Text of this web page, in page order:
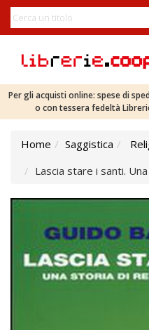
Per gli acquisti online: spese di
o con tessera fedeltà
Home Saggistica
Lascia stare i santi.